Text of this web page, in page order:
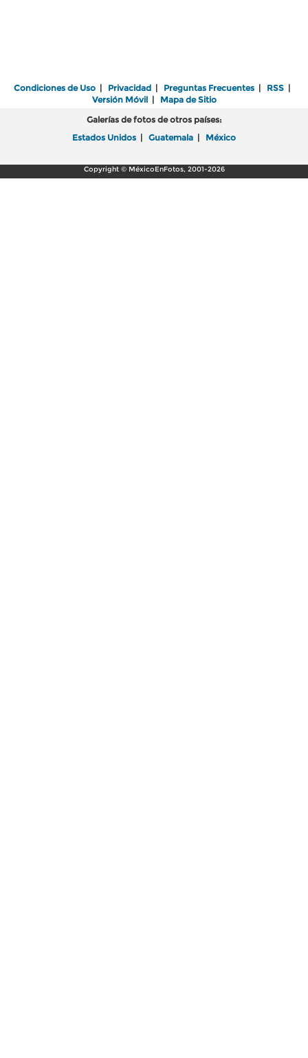
Condiciones de Uso Privacidad Preguntas Frecuentes RSS
Versión Móvil| Mapa de Sitio
Galerías de fotos de otros países:
Estados Unidos
Guatemala México
Copyright © MéxicoEnFotos, 2001-2026